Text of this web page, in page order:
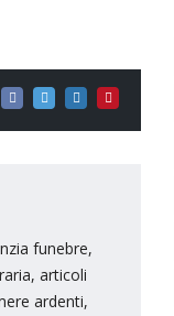
funebre,
articoli
ardenti,